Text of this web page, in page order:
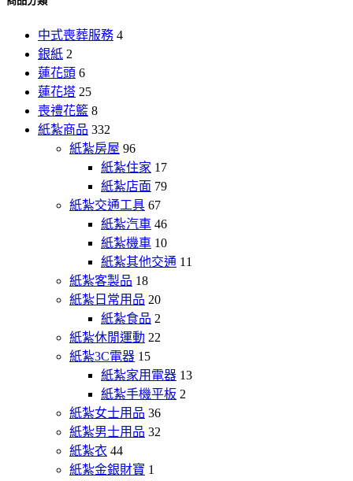
中式喪葬服務 4
銀紙 2
蓮花頭 6
蓮花塔 25
喪禮花籃 8
紙紮商品 332
紙紮房屋 96
紙紮住家 17
紙紮店面 79
紙紮交通工具 67
紙紮汽車 46
紙紮機車 10
紙紮其他交通 11
紙紮客製品 18
紙紮日常用品 20
紙紮食品 2
紙紮休閒運動 22
紙紮3C電器 15
紙紮家用電器 13
紙紮手機平板 2
紙紮女士用品 36
紙紮男士用品 32
紙紮衣 44
紙紮金銀財寶 1